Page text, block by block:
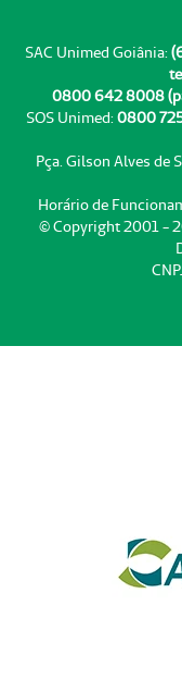
SAC Unimed Goiânia:
0800 642 8008
SOS Unimed: 0800
Pça. Gilson Alves de
Horário de
© Copyright 2001 -